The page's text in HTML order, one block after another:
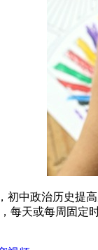
初中政治历史提
每天或每周固定